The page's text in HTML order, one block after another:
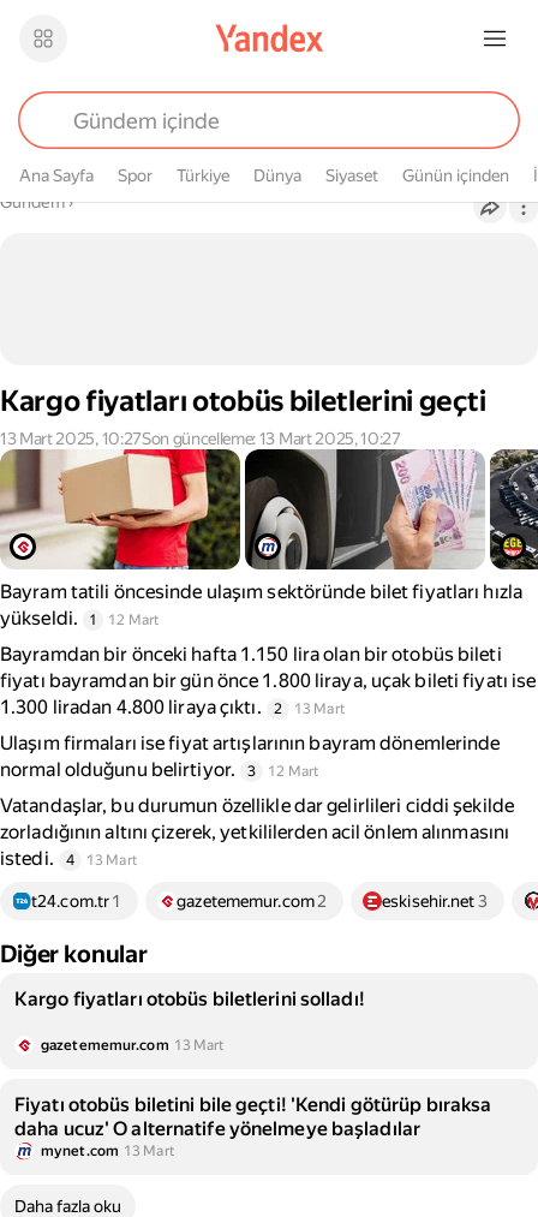
Ana Sayfa Spor Türkiye Dünya Siyaset Günün içinden
Buradasın
Gündem›
Kargo fiyatları otobüs biletlerini geçti
13 Mart 2025, 10:27Son güncelleme: 13 Mart 2025, 10:27
Bayram tatili öncesinde ulaşım sektöründe bilet fiyatları hızla
yükseldi.
1 12 Mart
Bayramdan bir önceki hafta 1.150 lira olan bir otobüs bileti
fiyatı bayramdan bir gün önce 1.800 liraya, uçak bileti fiyatı ise
1.300 liradan 4.800 liraya çıktı.
2 13 Mart
Ulaşım firmaları ise fiyat artışlarının bayram dönemlerinde
normal olduğunu belirtiyor.
3 12 Mart
Vatandaşlar, bu durumun özellikle dar gelirlileri ciddi şekilde
zorladığının altını çizerek, yetkililerden acil önlem alınmasını
istedi.
4 13 Mart
t24.com.tr1 gazetememur.com2 eskisehir.net3
Diğer konular
Kargo fiyatları otobüs biletlerini solladı!
gazetememur.com 13 Mart
Fiyatı otobüs biletini bile geçti! 'Kendi götürüp bıraksa
daha ucuz' O alternatife yönelmeye başladılar
mynet.com 13 Mart
Daha fazla oku